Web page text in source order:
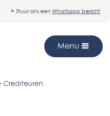
Stuur ons een Whatsapp bericht
Menu
Crediteuren